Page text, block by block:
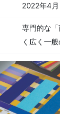
2022年4月
専門的な
く広く一